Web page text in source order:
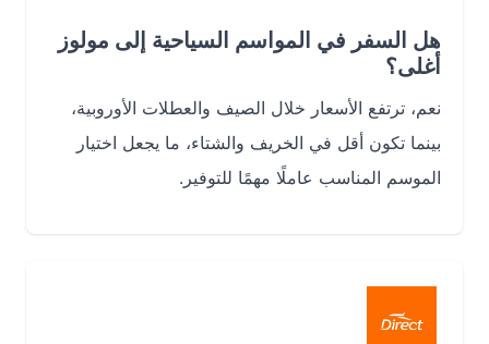
هل السفر في المواسم السياحية إلى مولوز
أغلى؟
نعم، ترتفع الأسعار خلال الصيف والعطلات الأوروبية،
بينما تكون أقل في الخريف والشتاء، ما يجعل اختيار
الموسم المناسب عاملًا مهمًا للتوفير.